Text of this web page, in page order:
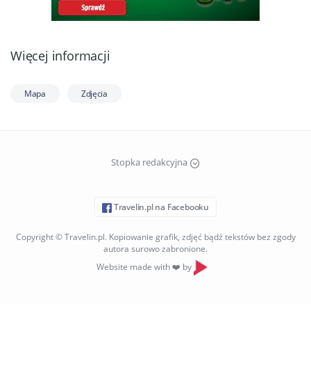
Więcej informacji
Mapa Zdjęcia
Stopka redakcyjna
Travelin.pl na Facebooku
Copyright © Travelin.pl. Kopiowanie grafik, zdjęć bądź tekstów bez zgody
autora surowo zabronione.
Website made with ❤️ by